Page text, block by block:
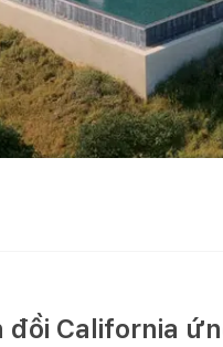
California